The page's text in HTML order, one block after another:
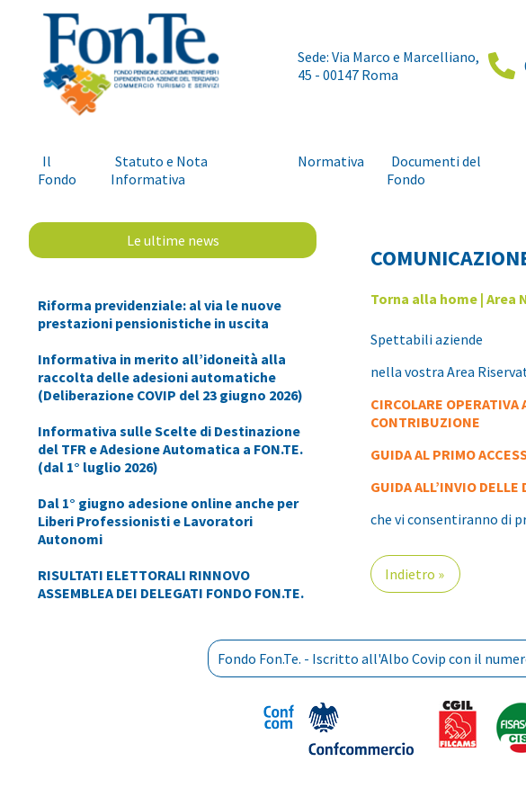
Sede: Via Marco e Marcelliano,
45 - 00147 Roma
Il
Fondo
Statuto e Nota
Informativa
Normativa
Documenti del
Fondo
Le ultime news
Riforma previdenziale: al via le nuove
prestazioni pensionistiche in uscita
Informativa in merito all’idoneità alla
raccolta delle adesioni automatiche
(Deliberazione COVIP del 23 giugno 2026)
Informativa sulle Scelte di Destinazione
del TFR e Adesione Automatica a FON.TE.
(dal 1° luglio 2026)
Dal 1° giugno adesione online anche per
Liberi Professionisti e Lavoratori
Autonomi
RISULTATI ELETTORALI RINNOVO
ASSEMBLEA DEI DELEGATI FONDO FON.TE.
Torna alla home | Area
Spettabili aziende
nella vostra Area
CIRCOLARE
CONTRIBUZIONE
GUIDA AL PRIMO
GUIDA ALL’INVIO
che vi consentiranno di
Indietro »
Fondo Fon.Te. - Iscritto all'Albo Covip con il